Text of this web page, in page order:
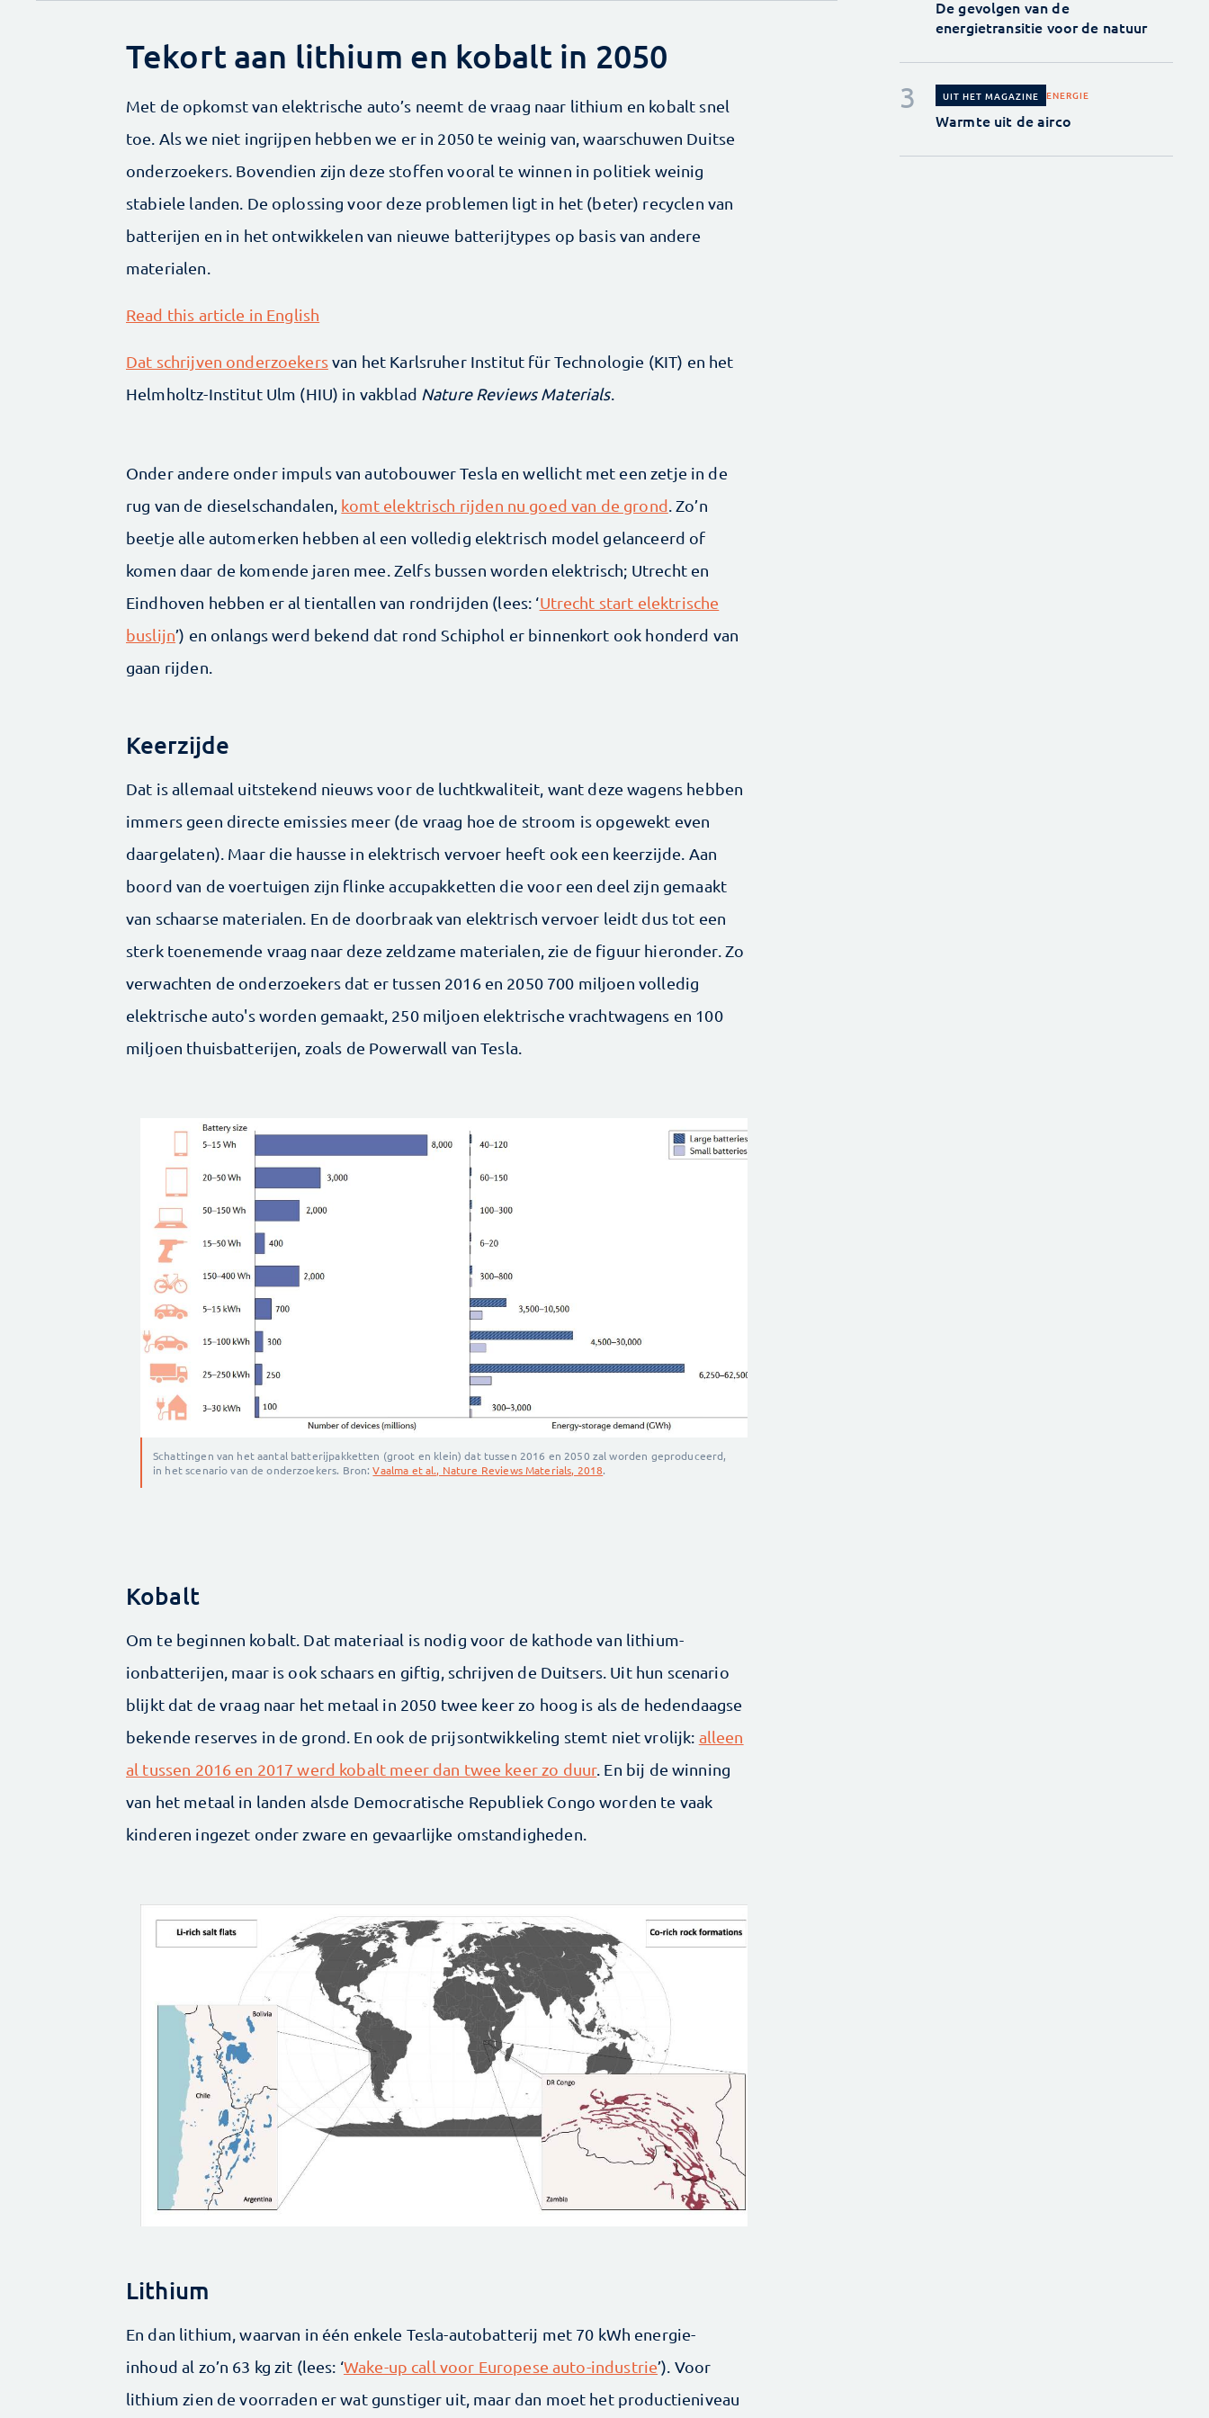
Tekort aan lithium en kobalt in 2050
Met de opkomst van elektrische auto’s neemt de vraag naar lithium en kobalt snel
toe. Als we niet ingrijpen hebben we er in 2050 te weinig van, waarschuwen Duitse
onderzoekers. Bovendien zijn deze stoffen vooral te winnen in politiek weinig
stabiele landen. De oplossing voor deze problemen ligt in het (beter) recyclen van
batterijen en in het ontwikkelen van nieuwe batterijtypes op basis van andere
materialen.
Read this article in English
Dat schrijven onderzoekersvan het Karlsruher Institut für Technologie (KIT) en het
Helmholtz-Institut Ulm (HIU) in vakblad Nature Reviews Materials.
Onder andere onder impuls van autobouwer Tesla en wellicht met een zetje in de
rug van de dieselschandalen, komt elektrisch rijden nu goed van de grond. Zo’n
beetje alle automerken hebben al een volledig elektrisch model gelanceerd of
komen daar de komende jaren mee. Zelfs bussen worden elektrisch; Utrecht en
Eindhoven hebben er al tientallen van rondrijden (lees: ‘Utrecht start elektrische
buslijn’) en onlangs werd bekend dat rond Schiphol er binnenkort ook honderd van
gaan rijden.
Keerzijde
Dat is allemaal uitstekend nieuws voor de luchtkwaliteit, want deze wagens hebben
immers geen directe emissies meer (de vraag hoe de stroom is opgewekt even
daargelaten). Maar die hausse in elektrisch vervoer heeft ook een keerzijde. Aan
boord van de voertuigen zijn flinke accupakketten die voor een deel zijn gemaakt
van schaarse materialen. En de doorbraak van elektrisch vervoer leidt dus tot een
sterk toenemende vraag naar deze zeldzame materialen, zie de figuur hieronder. Zo
verwachten de onderzoekers dat er tussen 2016 en 2050 700 miljoen volledig
elektrische auto's worden gemaakt, 250 miljoen elektrische vrachtwagens en 100
miljoen thuisbatterijen, zoals de Powerwall van Tesla.
Schattingen van het aantal batterijpakketten (groot en klein) dat tussen 2016 en 2050 zal worden geproduceerd,
in het scenario van de onderzoekers. Bron:Vaalma et al., Nature Reviews Materials, 2018.
Kobalt
Om te beginnen kobalt. Dat materiaal is nodig voor de kathode van lithium-
ionbatterijen, maar is ook schaars en giftig, schrijven de Duitsers. Uit hun scenario
blijkt dat de vraag naar het metaal in 2050 twee keer zo hoog is als de hedendaagse
bekende reserves in de grond. En ook de prijsontwikkeling stemt niet vrolijk: alleen
al tussen 2016 en 2017 werd kobalt meer dan twee keer zo duur. En bij de winning
van het metaal in landen alsde Democratische Republiek Congo worden te vaak
kinderen ingezet onder zware en gevaarlijke omstandigheden.
Lithium
En dan lithium, waarvan in één enkele Tesla-autobatterij met 70 kWh energie-
inhoud al zo’n 63 kg zit (lees: ‘Wake-up call voor Europese auto-industrie’). Voor
lithium zien de voorraden er wat gunstiger uit, maar dan moet het productieniveau
De gevolgen van de
energietransitie voor de natuur
UIT HET MAGAZINE ENERGIE
Warmte uit de airco